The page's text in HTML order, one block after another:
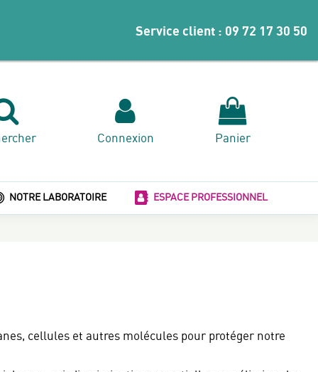
Service client : 09 72 17 30 50
Connexion Panier
NOTRE LABORATOIRE ESPACE PROFESSIONNEL
cellules et autres molécules pour protéger notre